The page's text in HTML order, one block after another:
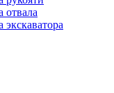
отвала